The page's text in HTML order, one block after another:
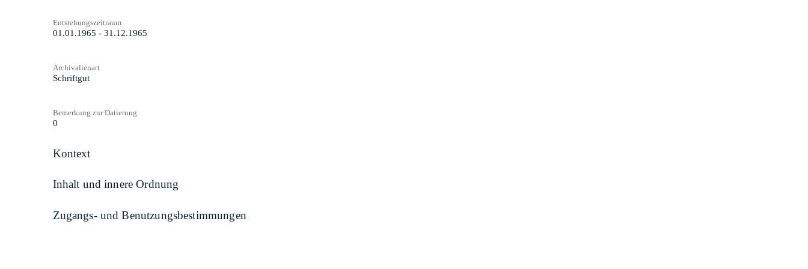
Entstehungszeitraum
01.01.1965 - 31.12.1965
Archivalienart
Schriftgut
Bemerkung zur Datierung
0
Kontext
Inhalt und innere Ordnung
Zugangs- und Benutzungsbestimmungen